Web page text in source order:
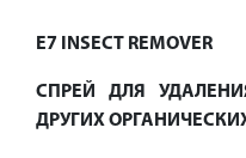
E7 INSECT REMOVER
СПРЕЙ ДЛЯ
ДРУГИХ